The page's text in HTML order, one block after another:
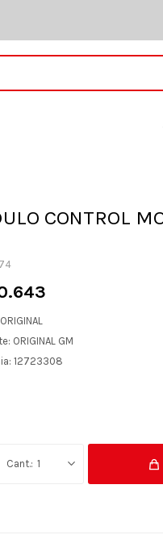
CONTROL
ORIGINAL GM
12723308
1